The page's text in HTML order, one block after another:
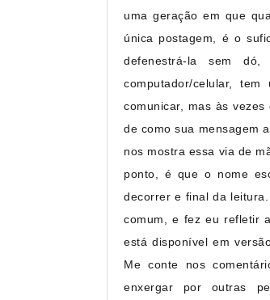
uma geração em que
única postagem, é o
defenestrá-la sem
computador/celular,
comunicar, mas às
de como sua mensagem
nos mostra essa via de
ponto, é que o nome
decorrer e final da
comum, e fez eu refletir
está disponível em
Me conte nos
enxergar por outras